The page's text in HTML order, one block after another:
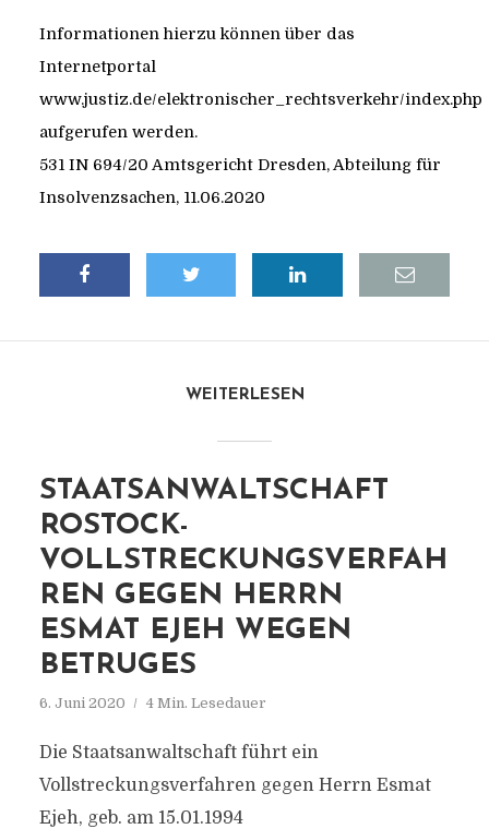
Informationen hierzu können über das
Internetportal
www.justiz.de/elektronischer_rechtsverkehr/index.php
aufgerufen werden.
531 IN 694/20 Amtsgericht Dresden, Abteilung für
Insolvenzsachen, 11.06.2020
WEITERLESEN
STAATSANWALTSCHAFT
ROSTOCK-
VOLLSTRECKUNGSVERFAH
REN GEGEN HERRN
ESMAT EJEH WEGEN
BETRUGES
6. Juni 2020 4 Min. Lesedauer
Die Staatsanwaltschaft führt ein
Vollstreckungsverfahren gegen Herrn Esmat
Ejeh, geb. am 15.01.1994